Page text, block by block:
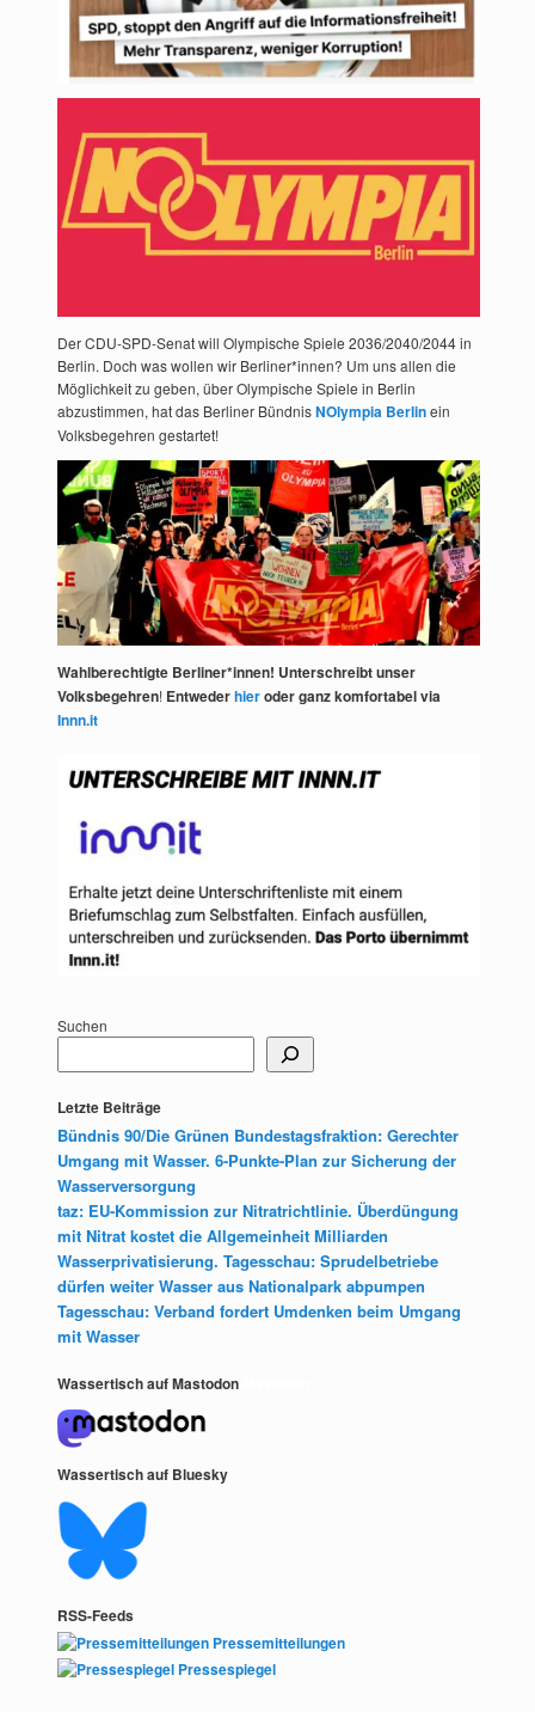
Der CDU-SPD-Senat will Olympische Spiele 2036/2040/2044 in
Berlin. Doch was wollen wir Berliner*innen? Um uns allen die
Möglichkeit zu geben, über Olympische Spiele in Berlin
abzustimmen, hat das Berliner BündnisNOlympia Berlinein
Volksbegehren gestartet!
Wahlberechtigte Berliner*innen! Unterschreibt unser
Volksbegehren! Entwederhieroder ganz komfortabel via
Innn.it
Suchen
Letzte Beiträge
Bündnis 90/Die Grünen Bundestagsfraktion: Gerechter
Umgang mit Wasser. 6-Punkte-Plan zur Sicherung der
Wasserversorgung
taz: EU-Kommission zur Nitratrichtlinie. Überdüngung
mit Nitrat kostet die Allgemeinheit Milliarden
Wasserprivatisierung. Tagesschau: Sprudelbetriebe
dürfen weiter Wasser aus Nationalpark abpumpen
Tagesschau: Verband fordert Umdenken beim Umgang
mit Wasser
Wassertisch auf Mastodon
Wassertisch auf Bluesky
RSS-Feeds
Pressemitteilungen
Pressespiegel